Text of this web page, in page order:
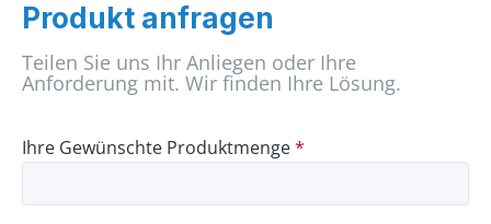
Produkt anfragen
Teilen Sie uns Ihr Anliegen oder Ihre
Anforderung mit. Wir finden Ihre Lösung.
Ihre Gewünschte Produktmenge*